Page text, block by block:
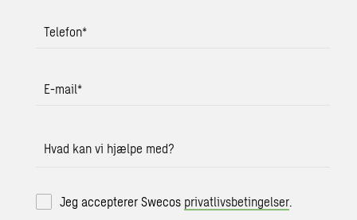
Telefon*
E-mail*
Hvad kan vi hjælpe med?
Jeg accepterer Swecos privatlivsbetingelser